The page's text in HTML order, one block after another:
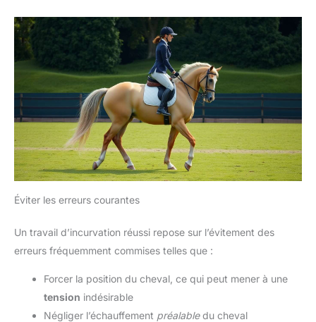
Éviter les erreurs courantes
Un travail d’incurvation réussi repose sur l’évitement des
erreurs fréquemment commises telles que :
Forcer la position du cheval, ce qui peut mener à une
tension indésirable
Négliger l’échauffement préalabledu cheval